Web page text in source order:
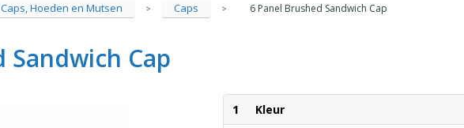
Caps, Hoeden en Mutsen > Caps > 6 Panel Brushed Sandwich Cap
Sandwich Cap
1 Kleur